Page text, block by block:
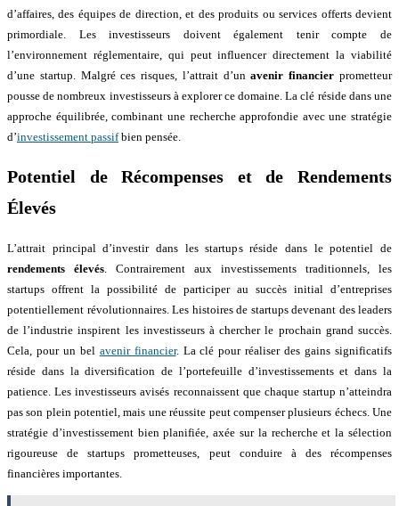
d’affaires, des équipes de direction, et des produits ou services offerts devient
primordiale. Les investisseurs doivent également tenir compte de
l’environnement réglementaire, qui peut influencer directement la viabilité
d’une startup. Malgré ces risques, l’attrait d’unavenir financier prometteur
pousse de nombreux investisseurs à explorer ce domaine. La clé réside dans une
approche équilibrée, combinant une recherche approfondie avec une stratégie
d’investissement passifbien pensée.
Potentiel de Récompenses et de Rendements
Élevés
L’attrait principal d’investir dans les startups réside dans le potentiel de
rendements élevés. Contrairement aux investissements traditionnels, les
startups offrent la possibilité de participer au succès initial d’entreprises
potentiellement révolutionnaires. Les histoires de startups devenant des leaders
de l’industrie inspirent les investisseurs à chercher le prochain grand succès.
Cela, pour un bel avenir financier. La clé pour réaliser des gains significatifs
réside dans la diversification de l’portefeuille d’investissements et dans la
patience. Les investisseurs avisés reconnaissent que chaque startup n’atteindra
pas son plein potentiel, mais une réussite peut compenser plusieurs échecs. Une
stratégie d’investissement bien planifiée, axée sur la recherche et la sélection
rigoureuse de startups prometteuses, peut conduire à des récompenses
financières importantes.